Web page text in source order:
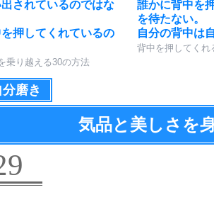
されているのではな
押してくれているの
乗り越える30の方法
誰かに背中を
を待たない。
自分の背中は
背中を押してくれ
分磨き
気品と美しさを